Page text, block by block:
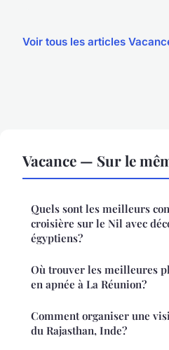
Voir tous les articles
Vacance — Sur le
Quels sont les meilleurs
croisière sur le Nil avec
égyptiens?
Où trouver les meilleures
en apnée à La Réunion?
Comment organiser une
du Rajasthan, Inde?